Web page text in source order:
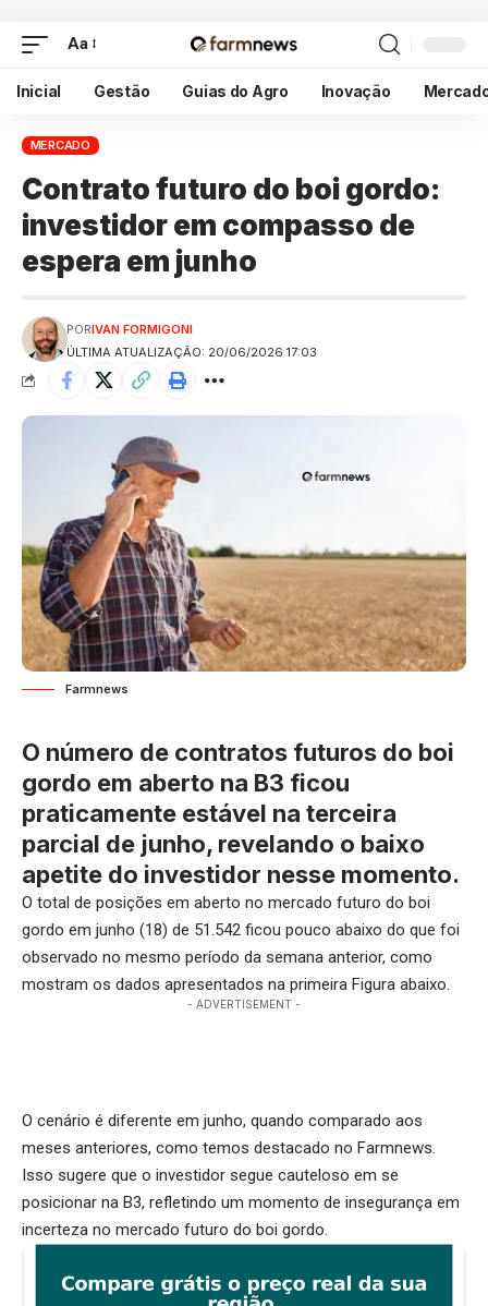
Aa
Inicial Gestão Guias do Agro Inovação
MERCADO
Contrato futuro do boi gordo:
investidor em compasso de
espera em junho
ÚLTIMA ATUALIZAÇÃO: 20/06/2026 17:03
PORIVAN FORMIGONI
Farmnews
O número de contratos futuros do boi
gordo em aberto na B3 ficou
praticamente estável na terceira
parcial de junho, revelando o baixo
apetite do investidor nesse momento.
O total de posições em aberto no mercado futuro do boi
gordo em junho (18) de 51.542 ficou pouco abaixo do que foi
observado no mesmo período da semana anterior, como
mostram os dados apresentados na primeira Figura abaixo.
- ADVERTISEMENT -
O cenário é diferente em junho, quando comparado aos
meses anteriores, como temos destacado no Farmnews.
Isso sugere que o investidor segue cauteloso em se
posicionar na B3, refletindo um momento de insegurança em
incerteza no mercado futuro do boi gordo.